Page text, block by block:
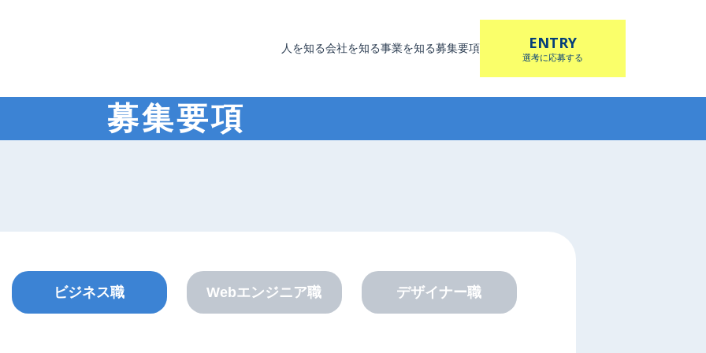
人を知る会社を知る事業を知る募集要項 ENTRY
選考に応募する
募集要項
ビジネス職 Webエンジニア職 デザイナー職